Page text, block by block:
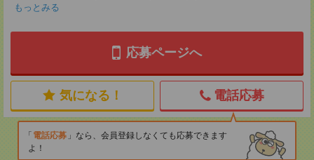
もっとみる
応募ページへ
気になる！ 電話応募
電話応募
なら、会員登録しなくても応募できます
よ！